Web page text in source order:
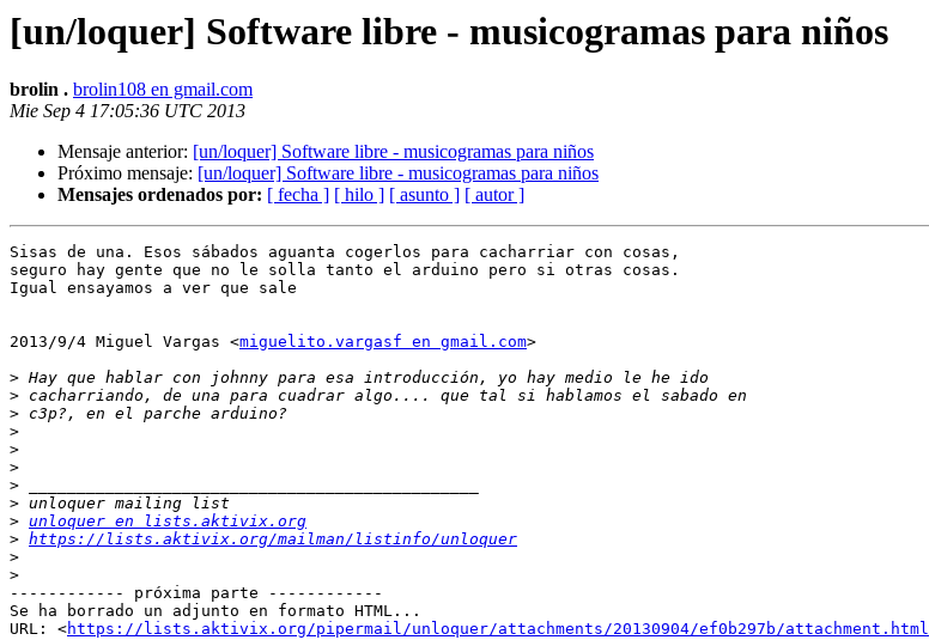
[un/loquer] Software libre - musicogramas para niños
brolin . brolin108 en gmail.com
Mie Sep 4 17:05:36 UTC 2013
Mensaje anterior: [un/loquer] Software libre - musicogramas para niños
Próximo mensaje: [un/loquer] Software libre - musicogramas para niños
Mensajes ordenados por: [ fecha ] [ hilo ] [ asunto ] [ autor ]
Sisas de una. Esos sábados aguanta cogerlos para cacharriar con cosas,
seguro hay gente que no le solla tanto el arduino pero si otras cosas.
Igual ensayamos a ver que sale
2013/9/4 Miguel Vargas <miguelito.vargasf en gmail.com>
>
>
>
>
>
>
>
>
> unloquer en lists.aktivix.org
> https://lists.aktivix.org/mailman/listinfo/unloquer
>
>
------------ próxima parte ------------
Se ha borrado un adjunto en formato HTML...
URL: <https://lists.aktivix.org/pipermail/unloquer/attachments/20130904/ef0b297b/attachment.html